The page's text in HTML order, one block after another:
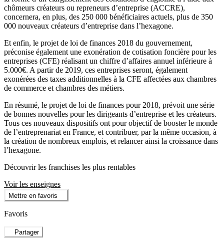
chômeurs créateurs ou repreneurs d’entreprise (ACCRE),
concernera, en plus, des 250 000 bénéficiaires actuels, plus de 350
000 nouveaux créateurs d’entreprise dans l’hexagone.
Et enfin, le projet de loi de finances 2018 du gouvernement,
préconise également une exonération de cotisation foncière pour les
entreprises (CFE) réalisant un chiffre d’affaires annuel inférieure à
5.000€. A partir de 2019, ces entreprises seront, également
exonérées des taxes additionnelles à la CFE affectées aux chambres
de commerce et chambres des métiers.
En résumé, le projet de loi de finances pour 2018, prévoit une série
de bonnes nouvelles pour les dirigeants d’entreprise et les créateurs.
Tous ces nouveaux dispositifs ont pour objectif de booster le monde
de l’entreprenariat en France, et contribuer, par la même occasion, à
la création de nombreux emplois, et relancer ainsi la croissance dans
l’hexagone.
Découvrir les franchises les plus rentables
Voir les enseignes
Mettre en favoris
Favoris
Partager